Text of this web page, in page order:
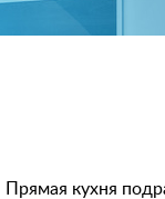
Прямая кухня